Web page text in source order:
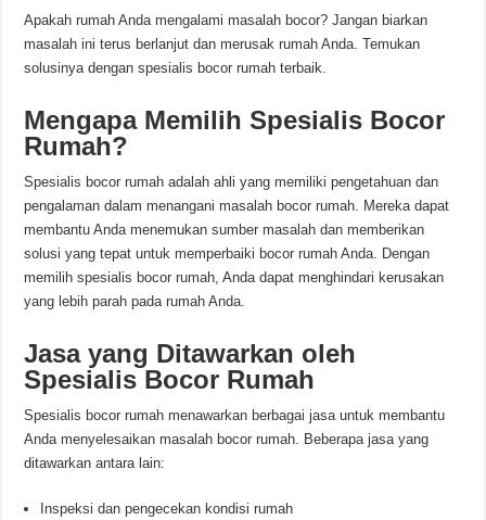
Apakah rumah Anda mengalami masalah bocor? Jangan biarkan
masalah ini terus berlanjut dan merusak rumah Anda. Temukan
solusinya dengan spesialis bocor rumah terbaik.
Mengapa Memilih Spesialis Bocor
Rumah?
Spesialis bocor rumah adalah ahli yang memiliki pengetahuan dan
pengalaman dalam menangani masalah bocor rumah. Mereka dapat
membantu Anda menemukan sumber masalah dan memberikan
solusi yang tepat untuk memperbaiki bocor rumah Anda. Dengan
memilih spesialis bocor rumah, Anda dapat menghindari kerusakan
yang lebih parah pada rumah Anda.
Jasa yang Ditawarkan oleh
Spesialis Bocor Rumah
Spesialis bocor rumah menawarkan berbagai jasa untuk membantu
Anda menyelesaikan masalah bocor rumah. Beberapa jasa yang
ditawarkan antara lain:
Inspeksi dan pengecekan kondisi rumah